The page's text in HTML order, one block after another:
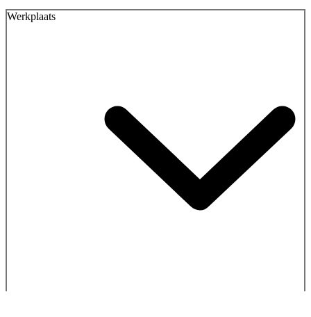
Werkplaats